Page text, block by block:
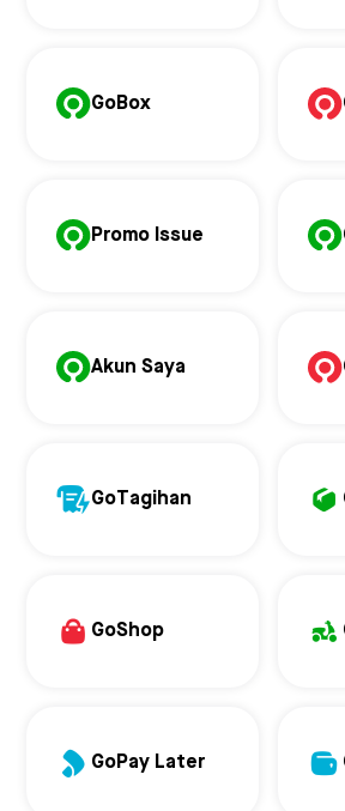
GoBox
Promo Issue
Akun Saya
GoTagihan
GoShop
GoPay Later